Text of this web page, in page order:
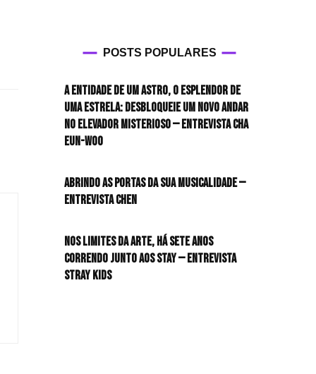
POSTS POPULARES
A entidade de um astro, o esplendor de
uma estrela: desbloqueie um novo andar
no elevador misterioso — Entrevista CHA
EUN-WOO
Abrindo as portas da sua musicalidade —
Entrevista CHEN
Nos limites da arte, há sete anos
correndo junto aos STAY — Entrevista
Stray Kids